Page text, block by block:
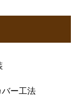
バー工法